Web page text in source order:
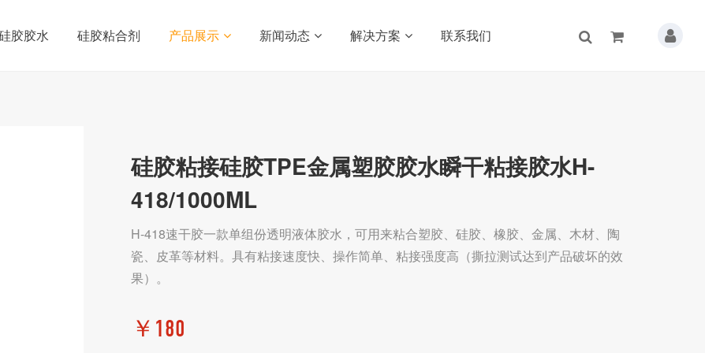
胶胶水 硅胶粘合剂 产品展示 新闻动态 解决方案 联系我们
硅胶粘接硅胶TPE金属塑胶胶水瞬干粘接胶水H-
418/1000ML
H-418速干胶一款单组份透明液体胶水，可用来粘合塑胶、硅胶、橡胶、金属、木材、陶
瓷、皮革等材料。具有粘接速度快、操作简单、粘接强度高（撕拉测试达到产品破坏的效
果）。
￥180